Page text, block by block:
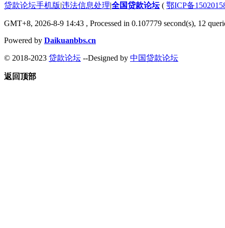
贷款论坛手机版|违法信息处理|全国贷款论坛( 鄂ICP备
GMT+8, 2026-8-9 14:43 , Processed in 0.107779 second(s), 12
Powered by Daikuanbbs.cn
© 2018-2023 贷款论坛 --Designed by 中国贷款论坛
返回顶部